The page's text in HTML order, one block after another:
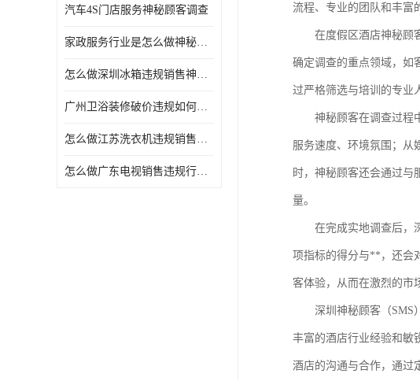
汽车4S门店服务神秘顾客调查
家政服务行业是怎么做神秘顾客调研
怎么做深圳冰箱违规销售神秘顾客检测
广州卫浴装修破价违规如何进行神秘顾客暗访调查
怎么做江苏洗衣机违规销售神秘顾客检测
怎么做广东电视销售违规行为神秘顾客检测
流程、专业的团队和丰富
在度假区酒店神秘顾
确定调查的重点领域，如
过严格筛选与培训的专业
神秘顾客在调查过程
服务速度、环境氛围；从
时，神秘顾客还会通过与
量。
在完成实地调查后，
项指标的得分与**，还会
客体验，从而在激烈的市
深圳神秘顾客（SMS）
丰富的酒店行业经验和敏
酒店的沟通与合作，通过